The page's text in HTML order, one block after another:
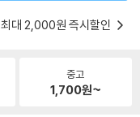
최대 2,000원 즉시할인
중고
1,700원~